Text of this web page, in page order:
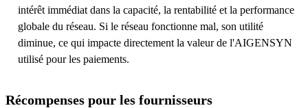
intérêt immédiat dans la capacité, la rentabilité et la performance
globale du réseau. Si le réseau fonctionne mal, son utilité
diminue, ce qui impacte directement la valeur de l'AIGENSYN
utilisé pour les paiements.
Récompenses pour les fournisseurs